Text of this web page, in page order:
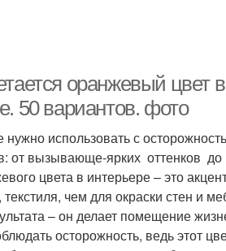
оранжевый цвет
50 вариантов. фото
использовать с
от вызывающе-ярких оттенков до
цвета в интерьере – это
текстиля, чем для окраски стен и
– он делает помещение
осторожность, ведь этот